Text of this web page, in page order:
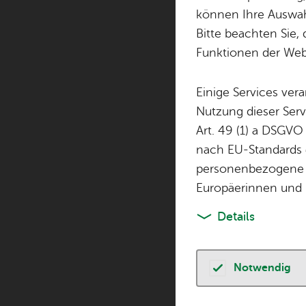
Sie fin­den hier
Ver­an­stal­tun­gen
Bür­ger &
Don­ners­tag, 17.
Bür­ger & Po­li­tik
können Ihre
Bitte beachten
Funktionen der
Einige Services
Nutzung dieser
Art. 49 (1) a
nach EU-
Europäerinnen
Details
Notwendig